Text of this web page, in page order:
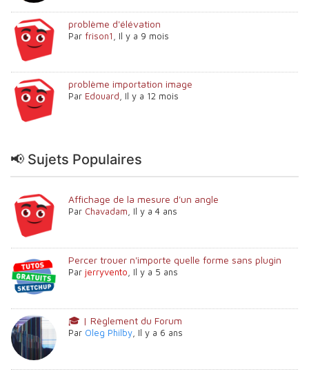
problème d'élévation
Par frison1 Il y a 9 mois
problème importation image
Par Edouard, Il y a 12 mois
📢 Sujets Populaires
Affichage de la mesure d'un angle
Par Chavadam, Il y a 4 ans
Percer trouer n'importe quelle forme sans plugin
Par jerryvento Il y a 5 ans
🎓 | Règlement du Forum
Par Oleg Philby Il y a 6 ans